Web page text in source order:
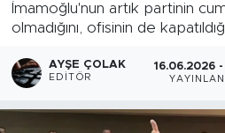
İmamoğlu'nun artık partinin
olmadığını, ofisinin de
AYŞE ÇOLAK
EDITÖR
16.06.2026 -
Tüm Manşetler
Son Dakika Haberleri